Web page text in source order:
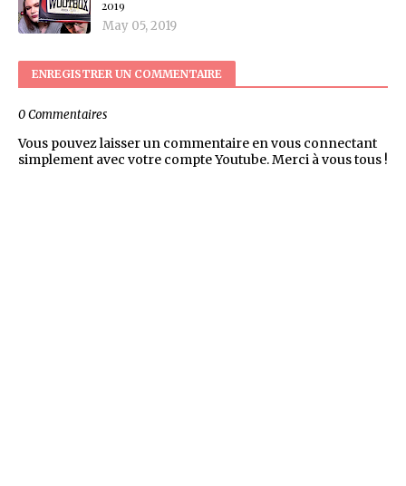
2019
May 05, 2019
ENREGISTRER UN COMMENTAIRE
0 Commentaires
Vous pouvez laisser un commentaire en vous connectant
simplement avec votre compte Youtube. Merci à vous tous !